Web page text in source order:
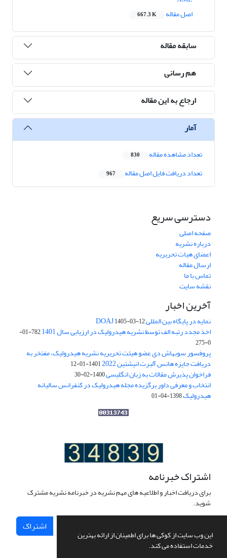
این وب سایت از کوکی ها برای اطمینان از ارائه بهترین
خدمات استفاده می کند.
اصل مقاله
667.3 K
سابقه مقاله
هم رسانی
ارجاع به این مقاله
آمار
تعداد مشاهده مقاله 830
تعداد دریافت فایل اصل مقاله 967
دسترسی سریع
صفحه اصلی
درباره نشریه
اعضای هیات تحریریه
ارسال مقاله
تماس با ما
نقشه سایت
آخرین اخبار
نمایه در پایگاه بین المللی DOAJ1405-03-12
اخذ مجدد رتبه الف توسط نشریه هیدرولیک در ارزیابی سال 1401
782-01-
0-275
پروفسور سوبهاش دی عضو هیئت تحریریه نشریه هیدرولیک، مفتخر به
دریافت جایزه هانس آلبرت انیشتین 2022 1401-01-12
فراخوان پذیرش مقالات به زبان انگلیسی1400-02-30
انتخاب و معرفی داور برگزیده مجله هیدرولیک در کنفرانس سالیانه
هیدرولیک1398-04-01
اشتراک خبرنامه
برای دریافت اخبار و اطلاعیه های مهم نشریه در خبرنامه نشریه مشترک
شوید.
اشتراک